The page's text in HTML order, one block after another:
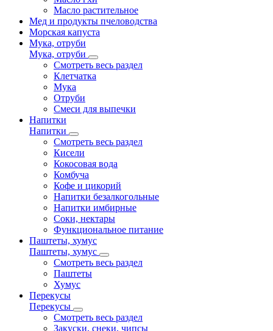
Масло растительное
Мед и продукты пчеловодства
Морская капуста
Мука, отруби
Мука, отруби
Смотреть весь раздел
Клетчатка
Мука
Отруби
Смеси для выпечки
Напитки
Напитки
Смотреть весь раздел
Кисели
Кокосовая вода
Комбуча
Кофе и цикорий
Напитки безалкогольные
Напитки имбирные
Соки, нектары
Функциональное питание
Паштеты, хумус
Паштеты, хумус
Смотреть весь раздел
Паштеты
Хумус
Перекусы
Перекусы
Смотреть весь раздел
Закуски, снеки, чипсы